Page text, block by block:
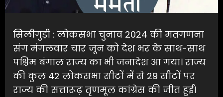
सिलीगुड़ी : लोकसभा चुनाव 2024 की मतगणना
संग मंगलवार चार जून को देश भर के साथ-साथ
पश्चिम बंगाल राज्य का भी जनादेश आ गया। राज्य
की कुल 42 लोकसभा सीटों में से 29 सीटों पर
राज्य की सत्तारूढ़ तृणमूल कांग्रेस की जीत हुई।